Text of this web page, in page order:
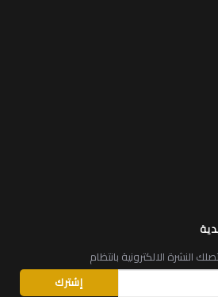
النشرة الالكترونية بانتظام